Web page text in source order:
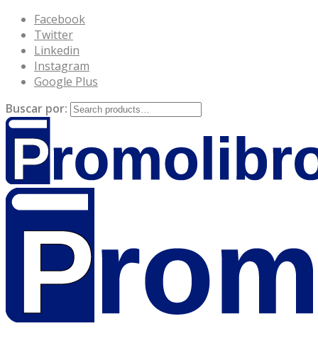
Facebook
Twitter
Linkedin
Instagram
Google Plus
Buscar por: